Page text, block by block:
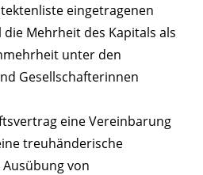
eingetragenen
Mehrheit des Kapitals als
unter den
Gesellschafterinnen
eine Vereinbarung
treuhänderische
von